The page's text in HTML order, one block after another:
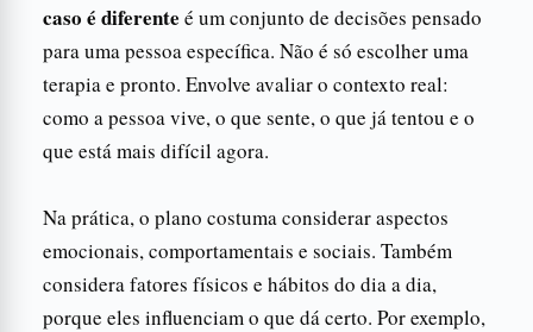
caso é diferente é um conjunto de decisões pensado
para uma pessoa específica. Não é só escolher uma
terapia e pronto. Envolve avaliar o contexto real:
como a pessoa vive, o que sente, o que já tentou e o
que está mais difícil agora.
Na prática, o plano costuma considerar aspectos
emocionais, comportamentais e sociais. Também
considera fatores físicos e hábitos do dia a dia,
porque eles influenciam o que dá certo. Por exemplo,